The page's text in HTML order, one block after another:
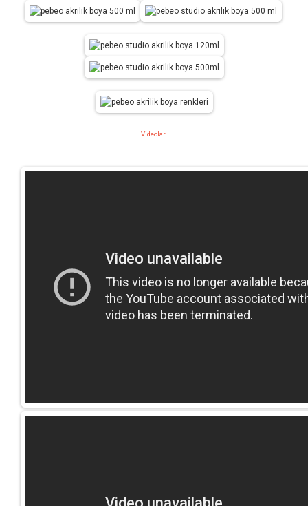
Videolar